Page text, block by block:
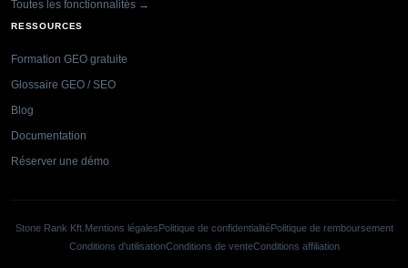
Toutes les fonctionnalités →
RESSOURCES
Formation GEO gratuite
Glossaire GEO / SEO
Blog
Documentation
Réserver une démo
Stone Rank Kft. Mentions légalesPolitique de confidentialitéPolitique de remboursement
Conditions d'utilisationConditions de venteConditions affiliation